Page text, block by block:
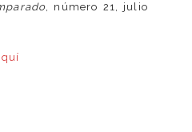
, número 21, julio